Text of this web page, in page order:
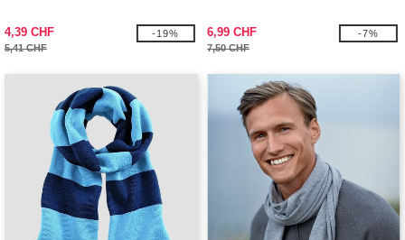
4,39 CHF
5,41 CHF
-19% 6,99 CHF
7,50 CHF
-7%